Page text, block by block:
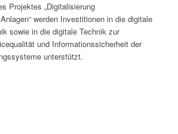
Projektes „Digitalisierung
werden Investitionen in die digitale
sowie in die digitale Technik zur
und Informationssicherheit der
unterstützt.